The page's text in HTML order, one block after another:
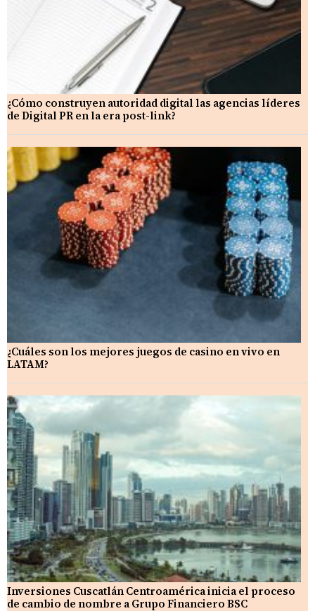
¿Cómo construyen autoridad digital las agencias líderes
de Digital PR en la era post-link?
¿Cuáles son los mejores juegos de casino en vivo en
LATAM?
Inversiones Cuscatlán Centroamérica inicia el proceso
de cambio de nombre a Grupo Financiero BSC